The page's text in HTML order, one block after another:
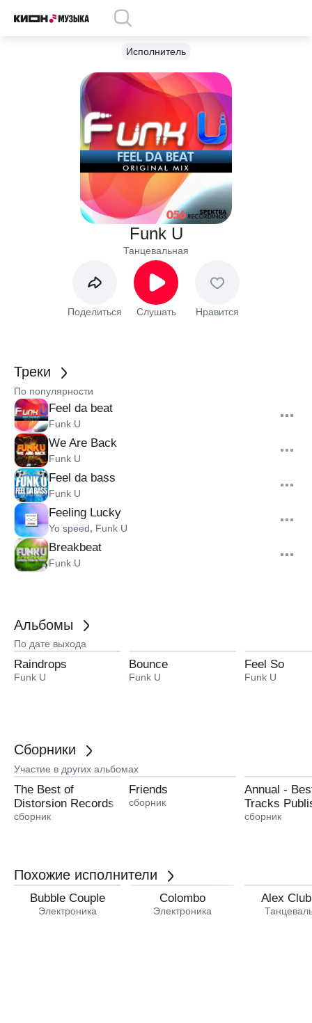
Исполнитель
Funk U
Танцевальная
Поделиться Слушать Нравится
Треки
По популярности
Feel da beat
Funk U
We Are Back
Funk U
Feel da bass
Funk U
Feeling Lucky
Yo speed, Funk U
Breakbeat
Funk U
Альбомы
По дате выхода
Raindrops
Funk U
Bounce
Funk U
Feel So
Funk U
Сборники
Участие в других альбомах
The Best of
Distorsion Records
сборник
Friends
сборник
Annual -
Tracks
By Spektra
сборник
Похожие исполнители
Bubble Couple
Электроника
Colombo
Электроника
Alex